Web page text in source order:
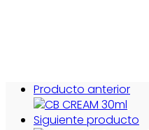
Producto anterior
Siguiente producto